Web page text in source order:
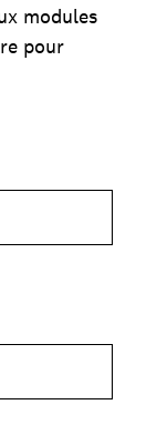
modules
pour